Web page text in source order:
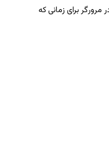
برای زمانی که